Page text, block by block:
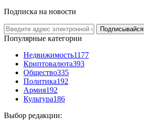
Подписка на новости
Подписывайся
Популярные категории
Недвижимость1177
Криптовалюта393
Общество335
Политика192
Армия192
Культура186
Выбор редакции: